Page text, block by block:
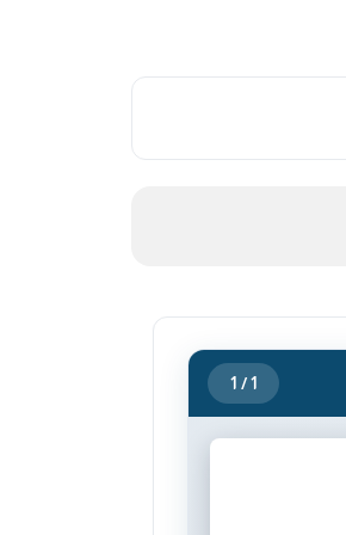
1 / 1